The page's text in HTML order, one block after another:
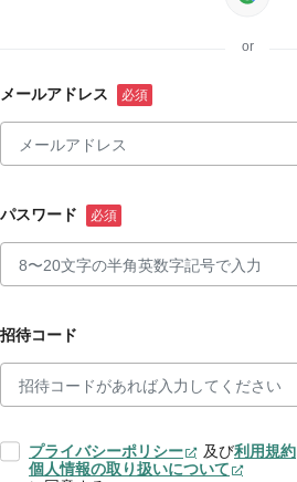
or
メールアドレス
パスワード
招待コード
プライバシーポリシー 及び利用規約
個人情報の取り扱いについて